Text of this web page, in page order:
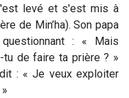
levé et s'est mis à
de Min’ha). Son papa
: « Mais
tu de faire ta prière ? »
: « Je veux exploiter